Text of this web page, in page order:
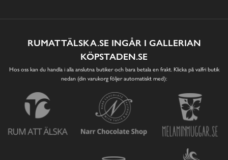
RUMATTÄLSKA.SE INGÅR I GALLERIAN
KÖPSTADEN.SE
Hos oss kan du handla i alla anslutna butiker och bara betala en frakt. Klicka på valfri butik
nedan (din varukorg följer automatiskt med):